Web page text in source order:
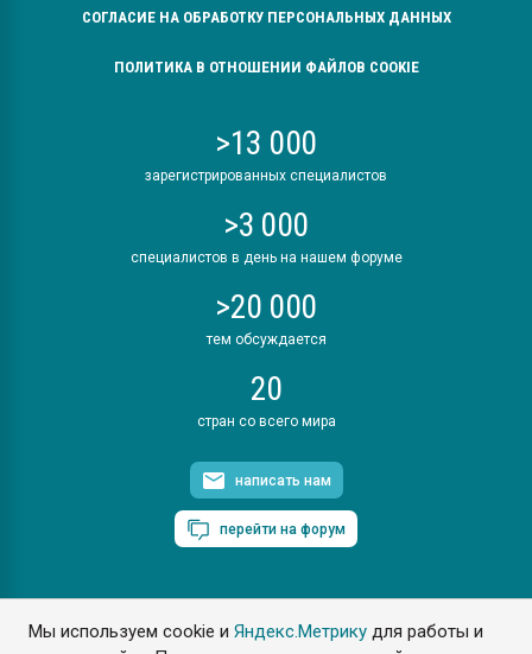
Мы используем cookie иЯндекс.Метрику для работы и
СОГЛАСИЕ НА ОБРАБОТКУ ПЕРСОНАЛЬНЫХ ДАННЫХ
ПОЛИТИКА В ОТНОШЕНИИ ФАЙЛОВ COOKIE
>13 000
зарегистрированных специалистов
>3 000
специалистов в день на нашем форуме
>20 000
тем обсуждается
20
стран со всего мира
написать нам
перейти на форум
ПластЭксперт © 2006. Все права защищены